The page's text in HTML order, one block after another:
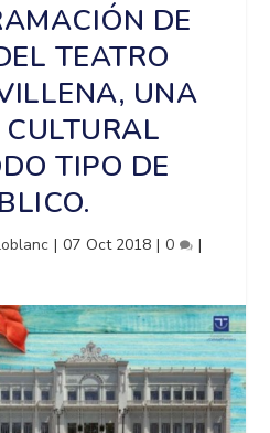
DE
TEATRO
UNA
CULTURAL
TIPO DE
| 07 Oct 2018 | 0 |